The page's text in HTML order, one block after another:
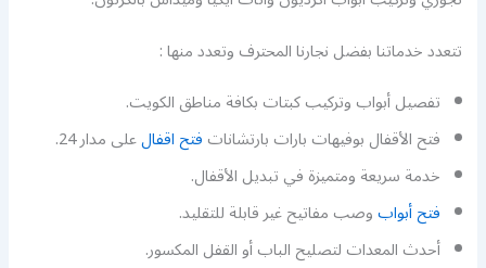
تتعدد خدماتنا بفضل نجارنا المحترف وتعدد منها :
تفصيل أبواب وتركيب كبتات بكافة مناطق الكويت.
فتح الأقفال بوفيهات بارات بارتشاناتفتح اقفالعلى مدار 24.
خدمة سريعة ومتميزة في تبديل الأقفال.
فتح أبوابوصب مفاتيح غير قابلة للتقليد.
أحدث المعدات لتصليح الباب أو القفل المكسور.